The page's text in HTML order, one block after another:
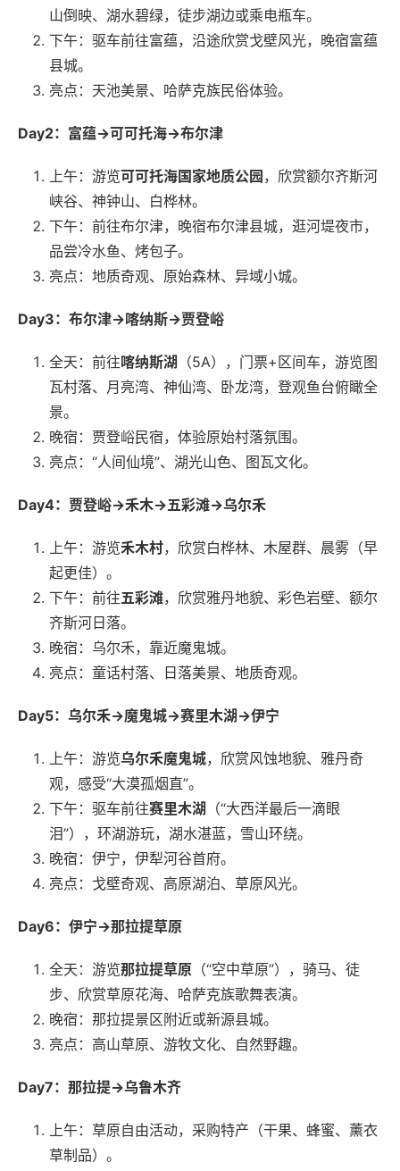
山倒映、湖水碧绿，徒步湖边或乘电瓶车。
下午：驱车前往富蕴，沿途欣赏戈壁风光，晚宿富蕴
县城。
亮点：天池美景、哈萨克族民俗体验。
Day2：富蕴→可可托海→布尔津
上午：游览可可托海国家地质公园 ，欣赏额尔齐斯河
峡谷、神钟山、白桦林。
下午：前往布尔津，晚宿布尔津县城，逛河堤夜市，
品尝冷水鱼、烤包子。
亮点：地质奇观、原始森林、异域小城。
Day3：布尔津→喀纳斯→贾登峪
全天：前往喀纳斯湖 （5A），门票+区间车，游览图
瓦村落、月亮湾、神仙湾、卧龙湾，登观鱼台俯瞰全
景。
晚宿：贾登峪民宿，体验原始村落氛围。
亮点：“人间仙境”、湖光山色、图瓦文化。
Day4：贾登峪→禾木→五彩滩→乌尔禾
上午：游览禾木村，欣赏白桦林、木屋群、晨雾（早
起更佳）。
下午：前往五彩滩，欣赏雅丹地貌、彩色岩壁、额尔
齐斯河日落。
晚宿：乌尔禾，靠近魔鬼城。
亮点：童话村落、日落美景、地质奇观。
Day5：乌尔禾→魔鬼城→赛里木湖→伊宁
上午：游览乌尔禾魔鬼城，欣赏风蚀地貌、雅丹奇
观，感受“大漠孤烟直”。
下午：驱车前往赛里木湖 （“大西洋最后一滴眼
泪”），环湖游玩，湖水湛蓝，雪山环绕。
晚宿：伊宁，伊犁河谷首府。
亮点：戈壁奇观、高原湖泊、草原风光。
Day6：伊宁→那拉提草原
全天：游览那拉提草原 （“空中草原”），骑马、徒
步、欣赏草原花海、哈萨克族歌舞表演。
晚宿：那拉提景区附近或新源县城。
亮点：高山草原、游牧文化、自然野趣。
Day7：那拉提→乌鲁木齐
上午：草原自由活动，采购特产（干果、蜂蜜、薰衣
草制品）。